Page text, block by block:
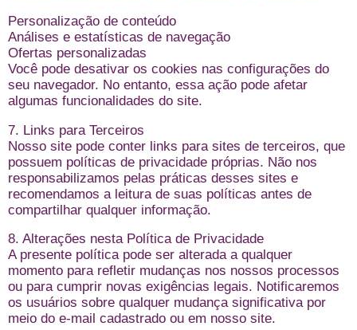
Personalização de conteúdo
Análises e estatísticas de navegação
Ofertas personalizadas
Você pode desativar os cookies nas configurações do
seu navegador. No entanto, essa ação pode afetar
algumas funcionalidades do site.
7. Links para Terceiros
Nosso site pode conter links para sites de terceiros, que
possuem políticas de privacidade próprias. Não nos
responsabilizamos pelas práticas desses sites e
recomendamos a leitura de suas políticas antes de
compartilhar qualquer informação.
8. Alterações nesta Política de Privacidade
A presente política pode ser alterada a qualquer
momento para refletir mudanças nos nossos processos
ou para cumprir novas exigências legais. Notificaremos
os usuários sobre qualquer mudança significativa por
meio do e-mail cadastrado ou em nosso site.